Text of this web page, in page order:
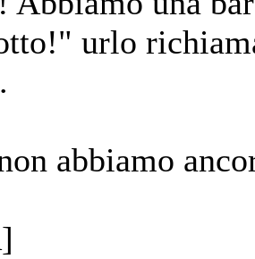
urlo
abbiamo